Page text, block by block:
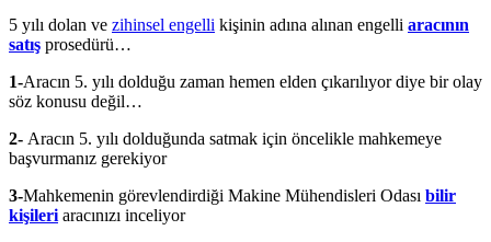
5 yılı dolan ve zihinsel engelli kişinin adına alınan engelli aracının
satış prosedürü…
1-Aracın 5. yılı dolduğu zaman hemen elden çıkarılıyor diye bir olay
söz konusu değil…
2- Aracın 5. yılı dolduğunda satmak için öncelikle mahkemeye
başvurmanız gerekiyor
3-Mahkemenin görevlendirdiği Makine Mühendisleri Odası bilir
kişileriaracınızı inceliyor